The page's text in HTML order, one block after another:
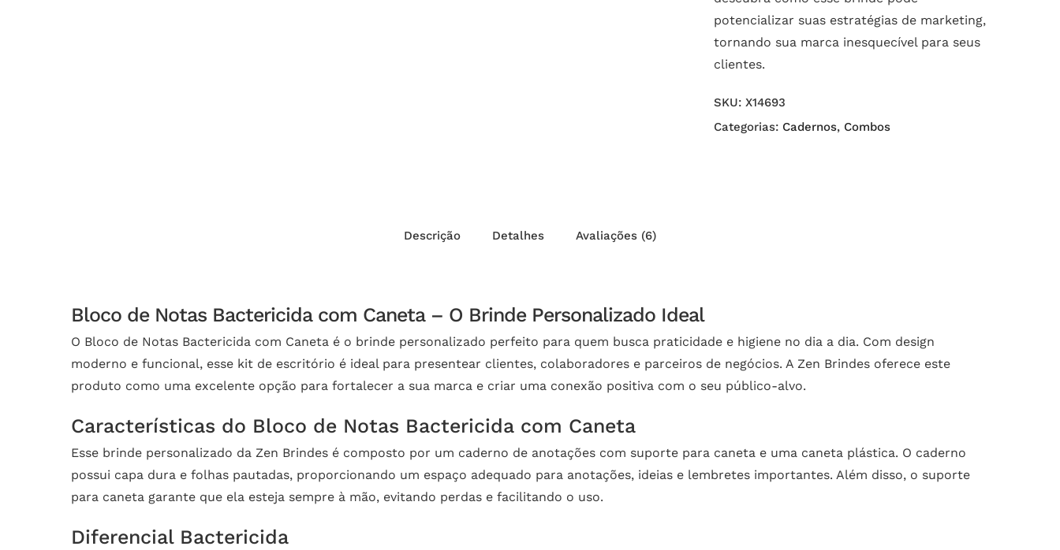
potencializar suas estratégias de marketing,
tornando sua marca inesquecível para seus
clientes.
SKU: X14693
Categorias: Cadernos, Combos
Descrição Detalhes Avaliações (6)
Bloco de Notas Bactericida com Caneta – O Brinde Personalizado Ideal
O Bloco de Notas Bactericida com Caneta é o brinde personalizado perfeito para quem busca praticidade e higiene no dia a dia. Com design
moderno e funcional, esse kit de escritório é ideal para presentear clientes, colaboradores e parceiros de negócios. A Zen Brindes oferece este
produto como uma excelente opção para fortalecer a sua marca e criar uma conexão positiva com o seu público-alvo.
Características do Bloco de Notas Bactericida com Caneta
Esse brinde personalizado da Zen Brindes é composto por um caderno de anotações com suporte para caneta e uma caneta plástica. O caderno
possui capa dura e folhas pautadas, proporcionando um espaço adequado para anotações, ideias e lembretes importantes. Além disso, o suporte
para caneta garante que ela esteja sempre à mão, evitando perdas e facilitando o uso.
Diferencial Bactericida